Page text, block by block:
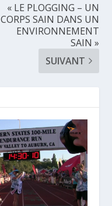
« LE PLOGGING – UN
CORPS SAIN DANS UN
ENVIRONNEMENT
SAIN »
SUIVANT